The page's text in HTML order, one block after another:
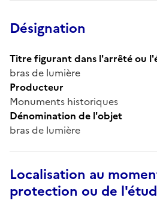
Désignation
Titre figurant dans l'arrêté ou
bras de lumière
Producteur
Monuments historiques
Dénomination de l'objet
bras de lumière
Localisation au
protection ou de